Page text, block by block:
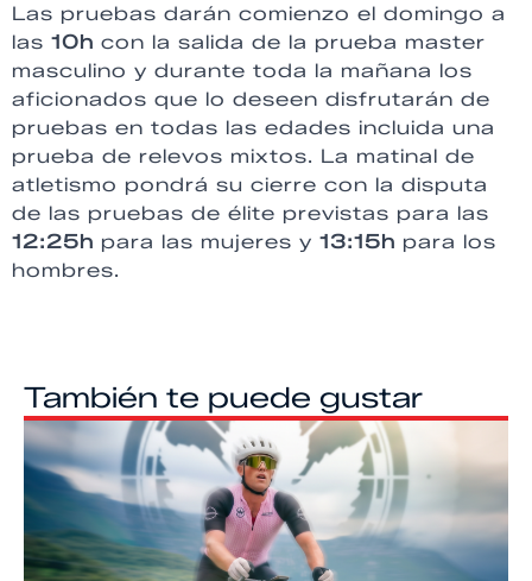
Las pruebas darán comienzo el domingo a
las 10h con la salida de la prueba master
masculino y durante toda la mañana los
aficionados que lo deseen disfrutarán de
pruebas en todas las edades incluida una
prueba de relevos mixtos. La matinal de
atletismo pondrá su cierre con la disputa
de las pruebas de élite previstas para las
12:25h para las mujeres y 13:15h para los
hombres.
También te puede gustar